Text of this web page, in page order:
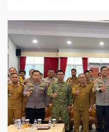
2 min read